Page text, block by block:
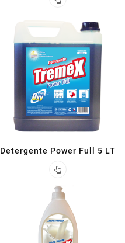
Detergente Power Full 5 LT